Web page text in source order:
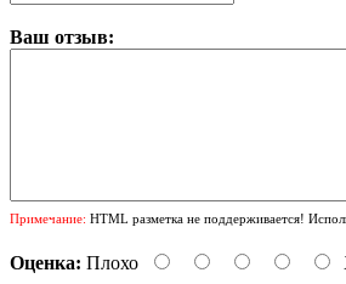
Ваш отзыв:
Примечание: HTML разметка не поддерживается!
Оценка: Плохо